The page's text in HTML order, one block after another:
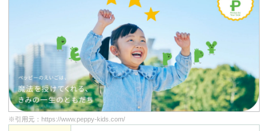
※引用元： https://www.peppy-kids.com/